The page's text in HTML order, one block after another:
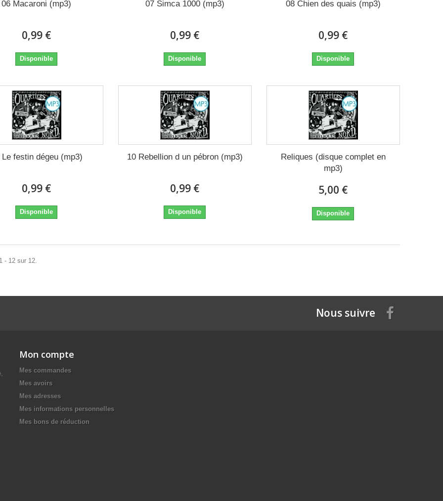
06 Macaroni (mp3)
0,99 €
Disponible
07 Simca 1000 (mp3)
0,99 €
Disponible
08 Chien des quais (mp3)
0,99 €
Disponible
Le festin dégeu (mp3)
0,99 €
Disponible
10 Rebellion d un pébron (mp3)
0,99 €
Disponible
Reliques (disque complet en
mp3)
5,00 €
Disponible
- 12 sur 12.
Nous suivre
Mon compte
Mes commandes
Mes avoirs
Mes adresses
Mes informations personnelles
Mes bons de réduction